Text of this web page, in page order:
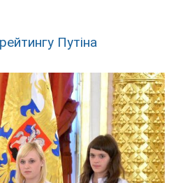
Путіна